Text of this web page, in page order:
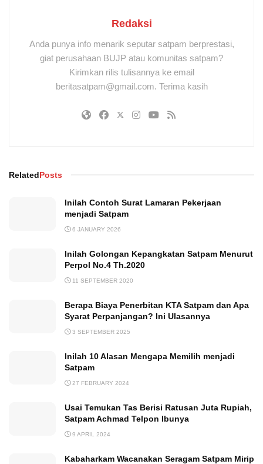
Redaksi
Anda punya info menarik seputar satpam berprestasi,
giat perusahaan BUJP atau komunitas satpam?
Kirimkan rilis tulisannya ke email
beritasatpam@gmail.com. Terima kasih
RelatedPosts
Inilah Contoh Surat Lamaran Pekerjaan
menjadi Satpam
6 JANUARY 2026
Inilah Golongan Kepangkatan Satpam Menurut
Perpol No.4 Th.2020
11 SEPTEMBER 2020
Berapa Biaya Penerbitan KTA Satpam dan Apa
Syarat Perpanjangan? Ini Ulasannya
3 SEPTEMBER 2025
Inilah 10 Alasan Mengapa Memilih menjadi
Satpam
27 FEBRUARY 2024
Usai Temukan Tas Berisi Ratusan Juta Rupiah,
Satpam Achmad Telpon Ibunya
9 APRIL 2024
Kabaharkam Wacanakan Seragam Satpam Mirip